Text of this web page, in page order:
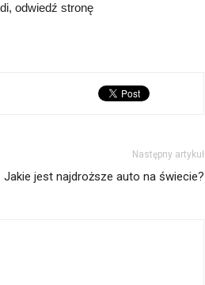
odwiedź stronę
Następny artykuł
Jakie jest najdroższe auto na świecie?